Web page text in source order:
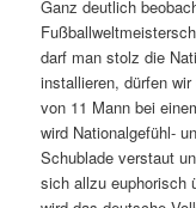
Ganz deutlich
darf man stolz die
installieren, dürfen
von 11 Mann bei
wird Nationalgefühl-
Schublade verstaut
sich allzu euphorisch